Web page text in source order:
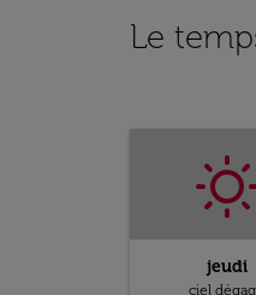
Le
jeudi
ciel